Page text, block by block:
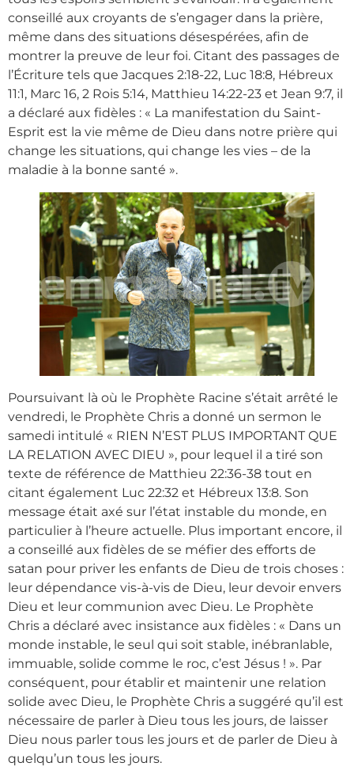
conseillé aux croyants de s’engager dans la prière,
même dans des situations désespérées, afin de
montrer la preuve de leur foi. Citant des passages de
l’Écriture tels que Jacques 2:18-22, Luc 18:8, Hébreux
11:1, Marc 16, 2 Rois 5:14, Matthieu 14:22-23 et Jean 9:7, il
a déclaré aux fidèles : « La manifestation du Saint-
Esprit est la vie même de Dieu dans notre prière qui
change les situations, qui change les vies – de la
maladie à la bonne santé ».
Poursuivant là où le Prophète Racine s’était arrêté le
vendredi, le Prophète Chris a donné un sermon le
samedi intitulé « RIEN N’EST PLUS IMPORTANT QUE
LA RELATION AVEC DIEU », pour lequel il a tiré son
texte de référence de Matthieu 22:36-38 tout en
citant également Luc 22:32 et Hébreux 13:8. Son
message était axé sur l’état instable du monde, en
particulier à l’heure actuelle. Plus important encore, il
a conseillé aux fidèles de se méfier des efforts de
satan pour priver les enfants de Dieu de trois choses :
leur dépendance vis-à-vis de Dieu, leur devoir envers
Dieu et leur communion avec Dieu. Le Prophète
Chris a déclaré avec insistance aux fidèles : « Dans un
monde instable, le seul qui soit stable, inébranlable,
immuable, solide comme le roc, c’est Jésus ! ». Par
conséquent, pour établir et maintenir une relation
solide avec Dieu, le Prophète Chris a suggéré qu’il est
nécessaire de parler à Dieu tous les jours, de laisser
Dieu nous parler tous les jours et de parler de Dieu à
quelqu’un tous les jours.